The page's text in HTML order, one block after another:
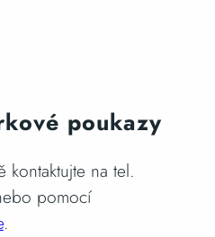
poukazy
kontaktujte na tel.
pomocí
.